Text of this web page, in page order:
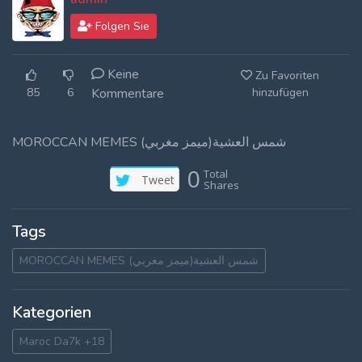
Log In
Folgen Sie
85 6
Keine
Kommentare
Zu Favoriten
hinzufügen
MOROCCAN MEMES (ميمز مغربي)شمس العشية
Tweet 0 Total
Shares
Tags
MOROCCAN MEMES (ميمز مغربي)شمس العشية
Kategorien
Maroc Da7k +18